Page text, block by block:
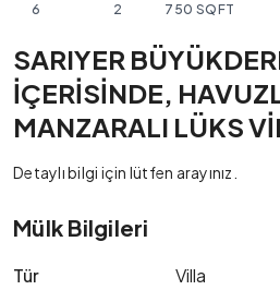
6 2 750 SQFT
SARIYER
İÇERİSİNDE,
MANZARALI LÜKS
Detaylı bilgi için lütfen arayınız.
Mülk Bilgileri
Tür
Villa